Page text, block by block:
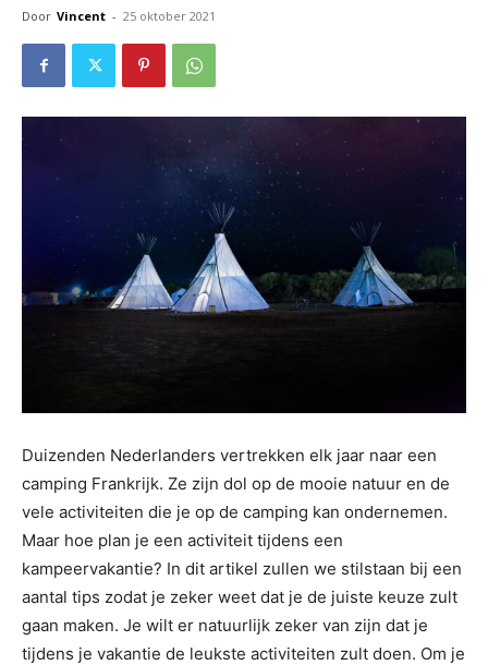
Door Vincent - 25 oktober 2021
Duizenden Nederlanders vertrekken elk jaar naar een
camping Frankrijk. Ze zijn dol op de mooie natuur en de
vele activiteiten die je op de camping kan ondernemen.
Maar hoe plan je een activiteit tijdens een
kampeervakantie? In dit artikel zullen we stilstaan bij een
aantal tips zodat je zeker weet dat je de juiste keuze zult
gaan maken. Je wilt er natuurlijk zeker van zijn dat je
tijdens je vakantie de leukste activiteiten zult doen. Om je